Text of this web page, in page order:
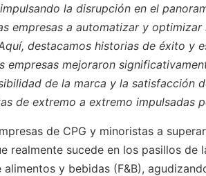
la disrupción en el
empresas a automatizar y
destacamos historias de éxito y
empresas mejoraron
de la marca y la satisfacción
de extremo a extremo impulsadas
de CPG y minoristas a
realmente sucede en los pasillos de
y bebidas (F&B),